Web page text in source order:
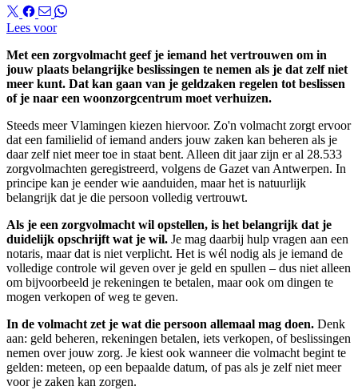
Lees voor
Met een zorgvolmacht geef je iemand het vertrouwen om in
jouw plaats belangrijke beslissingen te nemen als je dat zelf niet
meer kunt. Dat kan gaan van je geldzaken regelen tot beslissen
of je naar een woonzorgcentrum moet verhuizen.
Steeds meer Vlamingen kiezen hiervoor. Zo'n volmacht zorgt ervoor
dat een familielid of iemand anders jouw zaken kan beheren als je
daar zelf niet meer toe in staat bent. Alleen dit jaar zijn er al 28.533
zorgvolmachten geregistreerd, volgens de Gazet van Antwerpen. In
principe kan je eender wie aanduiden, maar het is natuurlijk
belangrijk dat je die persoon volledig vertrouwt.
Als je een zorgvolmacht wil opstellen, is het belangrijk dat je
duidelijk opschrijft wat je wil. Je mag daarbij hulp vragen aan een
notaris, maar dat is niet verplicht. Het is wél nodig als je iemand de
volledige controle wil geven over je geld en spullen – dus niet alleen
om bijvoorbeeld je rekeningen te betalen, maar ook om dingen te
mogen verkopen of weg te geven.
In de volmacht zet je wat die persoon allemaal mag doen. Denk
aan: geld beheren, rekeningen betalen, iets verkopen, of beslissingen
nemen over jouw zorg. Je kiest ook wanneer die volmacht begint te
gelden: meteen, op een bepaalde datum, of pas als je zelf niet meer
voor je zaken kan zorgen.